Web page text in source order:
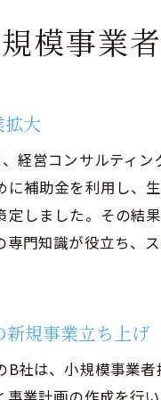
補助金申請で
将来の成長を
模事業
大
経営コンサルティ
補助金を利用し、
定しました。その結
門知識が役立ち、
規事業立ち上げ
社は、小規模事業